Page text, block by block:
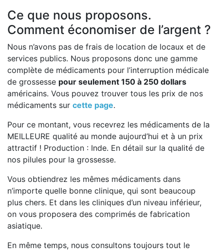
Ce que nous proposons.
Comment économiser de l’argent ?
Nous n’avons pas de frais de location de locaux et de
services publics. Nous proposons donc une gamme
complète de médicaments pour l’interruption médicale
de grossesse pour seulement 150 à 250 dollars
américains. Vous pouvez trouver tous les prix de nos
médicaments sur cette page.
Pour ce montant, vous recevrez les médicaments de la
MEILLEURE qualité au monde aujourd’hui et à un prix
attractif ! Production : Inde. En détail sur la qualité de
nos pilules pour la grossesse.
Vous obtiendrez les mêmes médicaments dans
n’importe quelle bonne clinique, qui sont beaucoup
plus chers. Et dans les cliniques d’un niveau inférieur,
on vous proposera des comprimés de fabrication
asiatique.
En même temps, nous consultons toujours tout le